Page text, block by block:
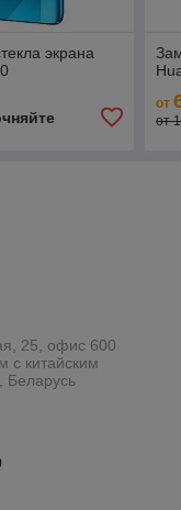
экрана
от
от
25, офис 600
с китайским
Беларусь